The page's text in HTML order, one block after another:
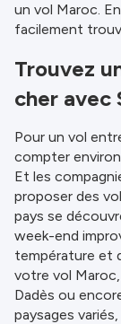
un vol Maroc.
facilement
Trouvez
cher avec
Pour un vol
compter environ
Et les
proposer des
pays se
week-end
température et
votre vol
Dadès ou
paysages